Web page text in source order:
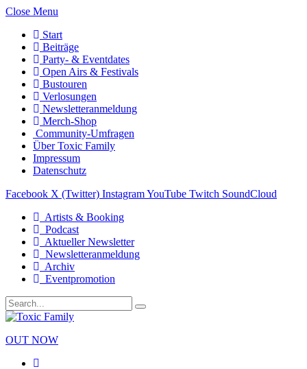
Close Menu
Start
Beiträge
Party- & Eventdates
Open Airs & Festivals
Bustouren
Verlosungen
Newsletteranmeldung
Merch-Shop
Community-Umfragen
Über Toxic Family
Impressum
Datenschutz
Facebook X (Twitter) InstagramYouTube Twitch SoundCloud
Artists & Booking
Podcast
Aktueller Newsletter
Newsletteranmeldung
Archiv
Eventpromotion
OUT NOW